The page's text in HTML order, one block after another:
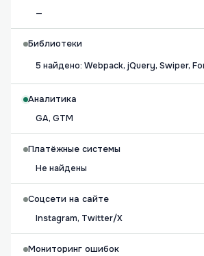
—
Библиотеки
5 найдено: Webpack, jQuery, Swiper,
Аналитика
GA, GTM
Платёжные системы
Не найдены
Соцсети на сайте
Instagram, Twitter/X
Мониторинг ошибок